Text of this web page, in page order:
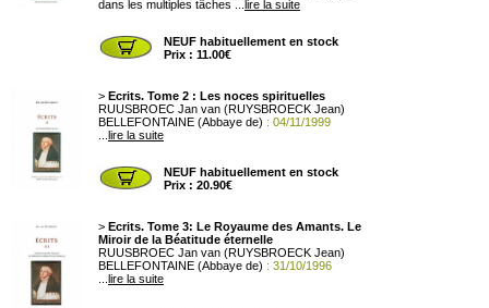
dans les multiples tâches ... lire la suite
NEUF habituellement en stock
Prix : 11.00€
> Ecrits. Tome 2 : Les noces spirituelles
RUUSBROEC Jan van (RUYSBROECK Jean)
BELLEFONTAINE (Abbaye de) : 04/11/1999
lire la suite
NEUF habituellement en stock
Prix : 20.90€
> Ecrits. Tome 3: Le Royaume des Amants. Le
Miroir de la Béatitude éternelle
RUUSBROEC Jan van (RUYSBROECK Jean)
BELLEFONTAINE (Abbaye de) : 31/10/1996
lire la suite